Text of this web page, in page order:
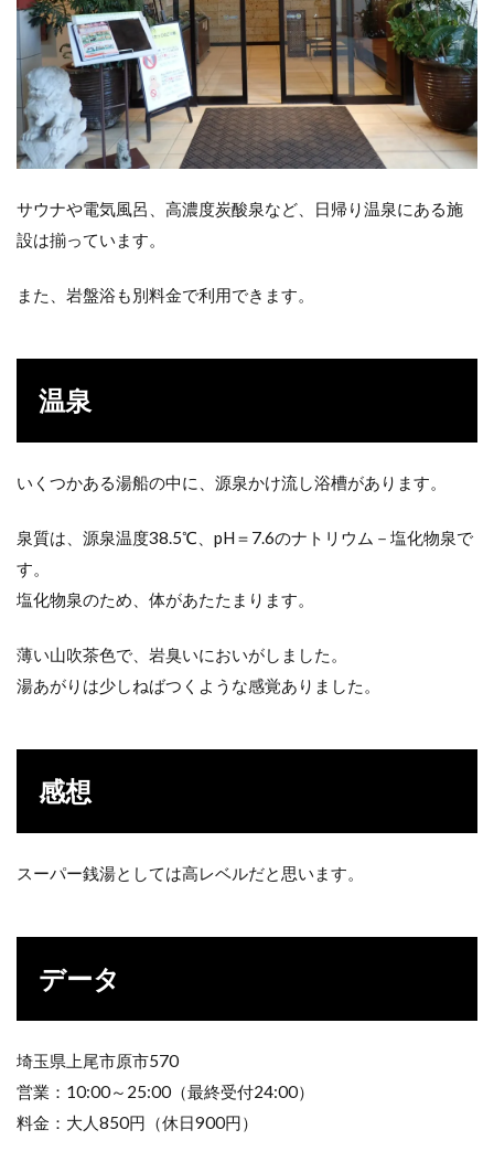
サウナや電気風呂、高濃度炭酸泉など、日帰り温泉にある施
設は揃っています。
また、岩盤浴も別料金で利用できます。
温泉
いくつかある湯船の中に、源泉かけ流し浴槽があります。
泉質は、源泉温度38.5℃、pH＝7.6のナトリウム－塩化物泉で
す。
塩化物泉のため、体があたたまります。
薄い山吹茶色で、岩臭いにおいがしました。
湯あがりは少しねばつくような感覚ありました。
感想
スーパー銭湯としては高レベルだと思います。
データ
埼玉県上尾市原市570
営業：10:00～25:00（最終受付24:00）
料金：大人850円（休日900円）